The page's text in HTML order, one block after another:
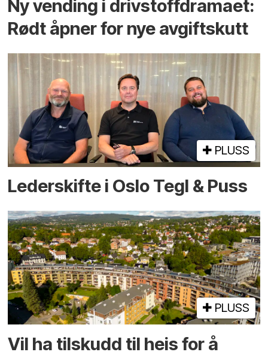
Ny vending i drivstoffdramaet:
Rødt åpner for nye avgiftskutt
PLUSS
Lederskifte i Oslo Tegl & Puss
PLUSS
Vil ha tilskudd til heis for å